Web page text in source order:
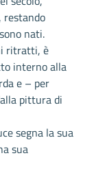
restando
nati.
ritratti, è
interno alla
e – per
pittura di
segna la sua
sua